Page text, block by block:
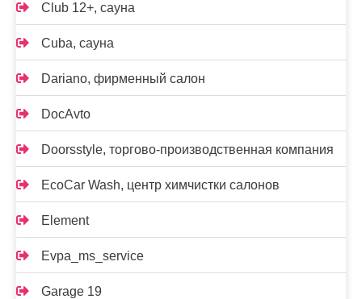
Club 12+, сауна
Cuba, сауна
Dariano, фирменный салон
DocAvto
Doorsstyle, торгово-производственная компания
EcoCar Wash, центр химчистки салонов
Element
Evpa_ms_service
Garage 19